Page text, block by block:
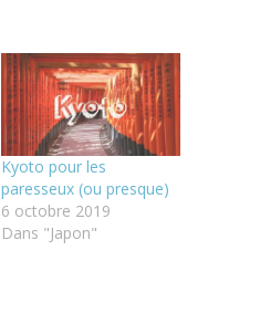
Kyoto pour les
paresseux (ou presque)
6 octobre 2019
Dans "Japon"